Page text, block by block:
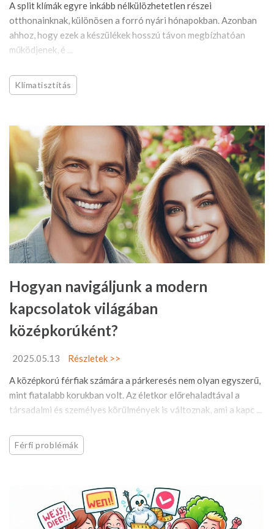
A split klímák egyre inkább nélkülözhetetlen részei
otthonainknak, különösen a forró nyári hónapokban. Azonban
ahhoz, hogy ezek a készülékek hosszú távon megbízhatóan
működjenek, é ...
Klímatisztítás
Hogyan navigáljunk a modern
kapcsolatok világában
középkorúként?
2025.05.13
Részletek >>
A középkorú férfiak számára a párkeresés nem olyan egyszerű,
mint fiatalabb korukban volt. Az életkor előrehaladtával a
társadalmi és személyes körülmények is változnak, ami a kapc ...
Férfi problémák